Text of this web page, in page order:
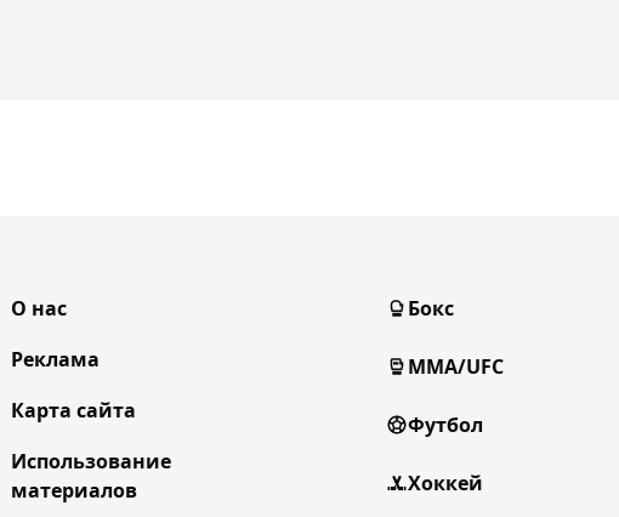
О нас
Реклама
Карта сайта
Использование
материалов
Бокс
MMA/UFC
Футбол
Хоккей